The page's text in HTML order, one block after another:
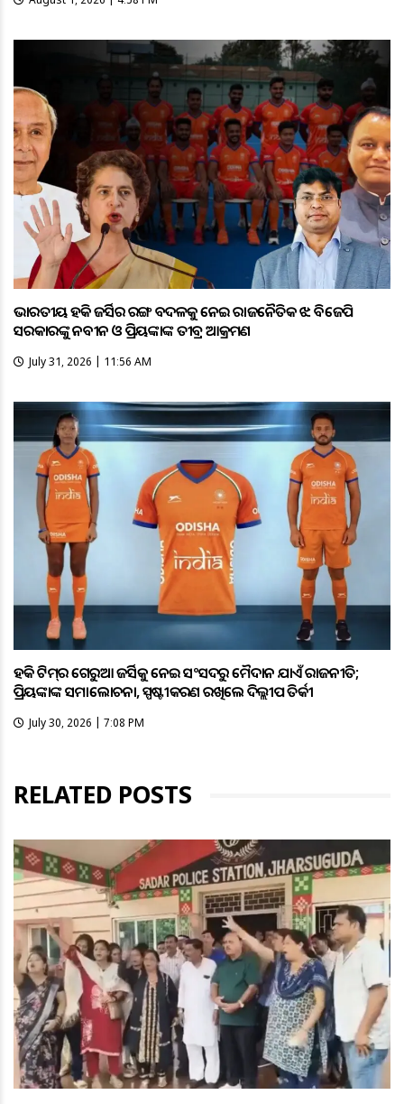
ଭାରତୀୟ ହକି ଜର୍ସିର ରଙ୍ଗ ବଦଳକୁ ନେଇ ରାଜନୈତିକ ଝଡ଼: ବିଜେପି
ସରକାରଙ୍କୁ ନବୀନ ଓ ପ୍ରିୟଙ୍କାଙ୍କ ତୀବ୍ର ଆକ୍ରମଣ
July 31, 2026 | 11:56 AM
ହକି ଟିମ୍‌ର ଗେରୁଆ ଜର୍ସିକୁ ନେଇ ସଂସଦରୁ ମୈଦାନ ଯାଏଁ ରାଜନୀତି;
ପ୍ରିୟଙ୍କାଙ୍କ ସମାଲୋଚନା, ସ୍ପଷ୍ଟୀକରଣ ରଖିଲେ ଦିଲ୍ଲୀପ ତିର୍କୀ
July 30, 2026 | 7:08 PM
RELATED POSTS